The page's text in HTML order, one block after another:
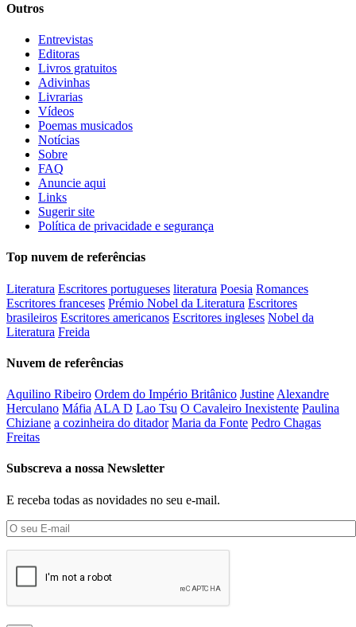
Outros
Entrevistas
Editoras
Livros gratuitos
Adivinhas
Livrarias
Vídeos
Poemas musicados
Notícias
Sobre
FAQ
Anuncie aqui
Links
Sugerir site
Política de privacidade e segurança
Top nuvem de referências
Literatura Escritores portugueses literatura Poesia Romances
Escritores franceses Prémio Nobel da Literatura Escritores
brasileiros Escritores americanos Escritores ingleses Nobel da
Literatura Freida
Nuvem de referências
Aquilino Ribeiro Ordem do Império Britânico Justine Alexandre
Herculano Máfia ALA D Lao Tsu O Cavaleiro Inexistente Paulina
Chiziane a cozinheira do ditador Maria da Fonte Pedro Chagas
Freitas
Subscreva a nossa Newsletter
E receba todas as novidades no seu e-mail.